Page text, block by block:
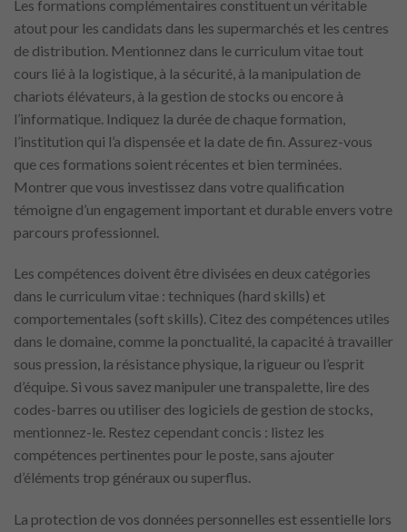
Les formations complémentaires constituent un véritable
atout pour les candidats dans les supermarchés et les centres
de distribution. Mentionnez dans le curriculum vitae tout
cours lié à la logistique, à la sécurité, à la manipulation de
chariots élévateurs, à la gestion de stocks ou encore à
l’informatique. Indiquez la durée de chaque formation,
l’institution qui l’a dispensée et la date de fin. Assurez-vous
que ces formations soient récentes et bien terminées.
Montrer que vous investissez dans votre qualification
témoigne d’un engagement important et durable envers votre
parcours professionnel.
Les compétences doivent être divisées en deux catégories
dans le curriculum vitae : techniques (hard skills) et
comportementales (soft skills). Citez des compétences utiles
dans le domaine, comme la ponctualité, la capacité à travailler
sous pression, la résistance physique, la rigueur ou l’esprit
d’équipe. Si vous savez manipuler une transpalette, lire des
codes-barres ou utiliser des logiciels de gestion de stocks,
mentionnez-le. Restez cependant concis : listez les
compétences pertinentes pour le poste, sans ajouter
d’éléments trop généraux ou superflus.
La protection de vos données personnelles est essentielle lors